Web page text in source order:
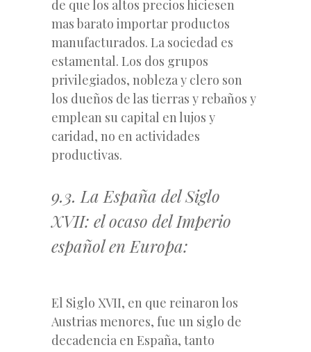
de que los altos precios hiciesen
mas barato importar productos
manufacturados. La sociedad es
estamental. Los dos grupos
privilegiados, nobleza y clero son
los dueños de las tierras y rebaños y
emplean su capital en lujos y
caridad, no en actividades
productivas.
9.3. La España del Siglo
XVII: el ocaso del Imperio
español en Europa:
El Siglo XVII, en que reinaron los
Austrias menores, fue un siglo de
decadencia en España, tanto